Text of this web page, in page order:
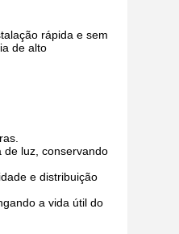
rápida e sem
de alto
de luz, conservando
e distribuição
a vida útil do